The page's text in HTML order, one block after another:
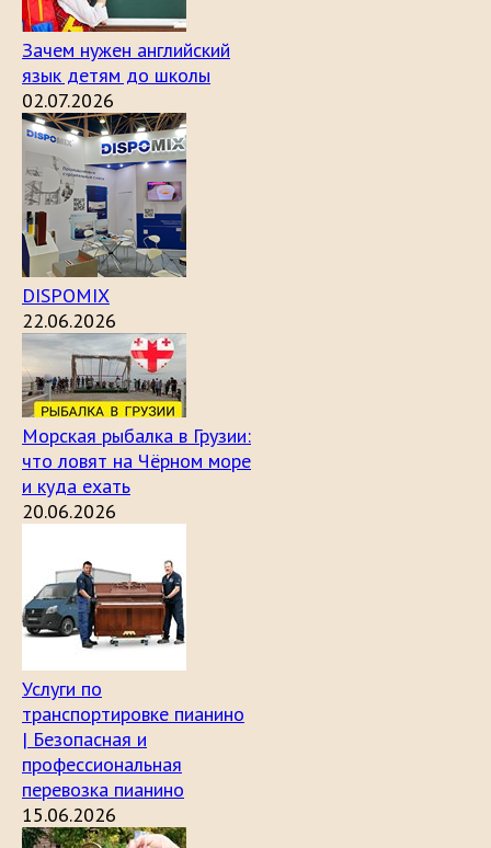
Зачем нужен английский
язык детям до школы
02.07.2026
DISPOMIX
22.06.2026
Морская рыбалка в Грузии:
что ловят на Чёрном море
и куда ехать
20.06.2026
Услуги по
транспортировке пианино
| Безопасная и
профессиональная
перевозка пианино
15.06.2026